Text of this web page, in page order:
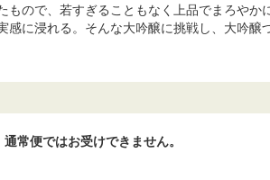
もので、若すぎることもなく上品でまろや
感に浸れる。そんな大吟醸に挑戦し、大吟
常便ではお受けできません。